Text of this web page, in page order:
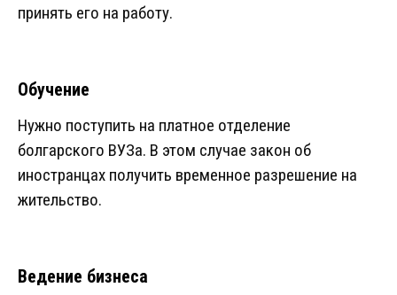
принять его на работу.
Обучение
Нужно поступить на платное отделение
болгарского ВУЗа. В этом случае закон об
иностранцах получить временное разрешение на
жительство.
Ведение бизнеса